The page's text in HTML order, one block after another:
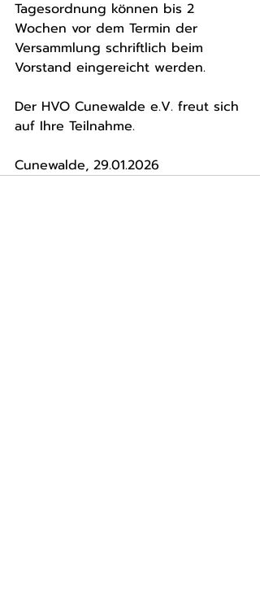
Tagesordnung können bis 2
Wochen vor dem Termin der
Versammlung schriftlich beim
Vorstand eingereicht werden.
Der HVO Cunewalde e.V. freut sich
auf Ihre Teilnahme.
Cunewalde, 29.01.2026